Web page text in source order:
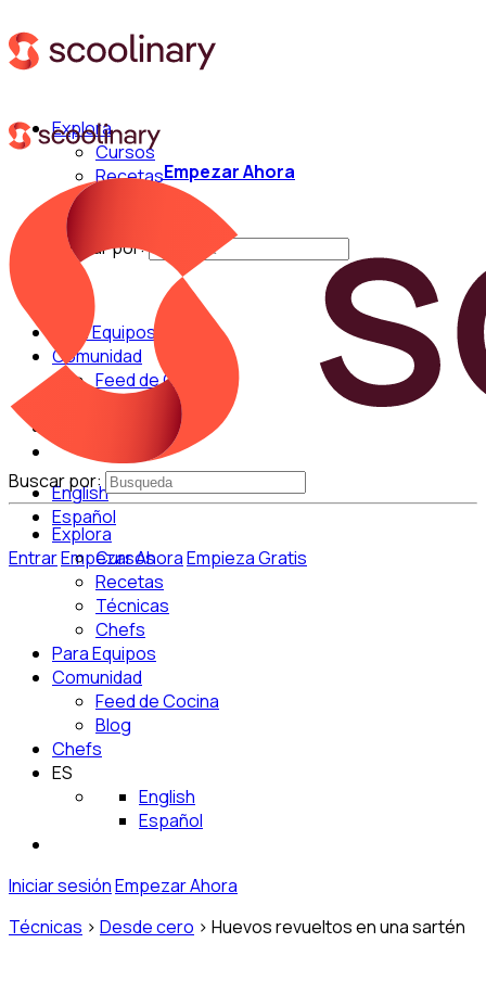
Explora
Cursos
Recetas
Buscar por:
Para Equipos
Comunidad
Feed de Cocina
English
Español
EntrarEmpezar AhoraEmpieza Gratis
Empezar Ahora
Buscar por:
Explora
Cursos
Recetas
Técnicas
Chefs
Para Equipos
Comunidad
Feed de Cocina
Blog
Chefs
ES
English
Español
Iniciar sesiónEmpezar Ahora
Técnicas > Desde cero > Huevos revueltos en una sartén